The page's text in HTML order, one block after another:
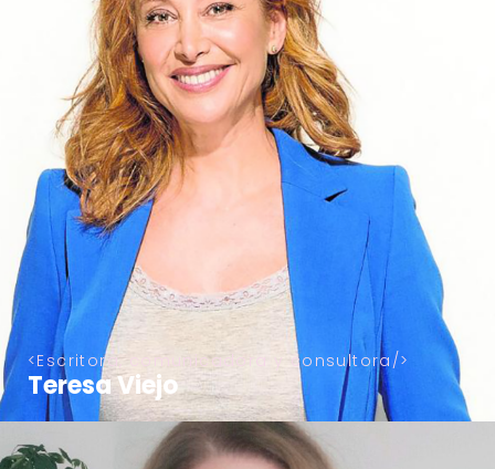
Escritora, comunicadora y consultora
Teresa Viejo